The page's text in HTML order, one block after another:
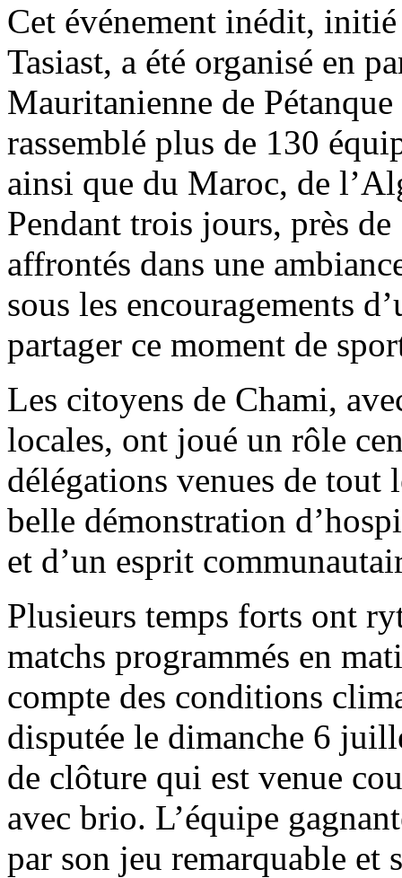
Cet événement inédit,
Tasiast, a été organisé en
Mauritanienne de
rassemblé plus de 130
ainsi que du Maroc, de
Pendant trois jours, près
affrontés dans une
sous les encouragements
partager ce moment de
Les citoyens de Chami,
locales, ont joué un rôle
délégations venues de
belle démonstration
et d’un esprit
Plusieurs temps forts ont
matchs programmés en
compte des conditions
disputée le dimanche 6
de clôture qui est venue
avec brio. L’équipe
par son jeu remarquable et